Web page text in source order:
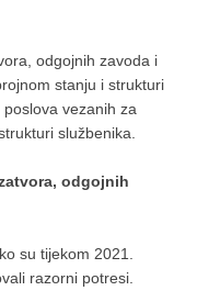
odgojnih zavoda i
stanju i strukturi
vezanih za
službenika.
odgojnih
su tijekom 2021.
razorni potresi.